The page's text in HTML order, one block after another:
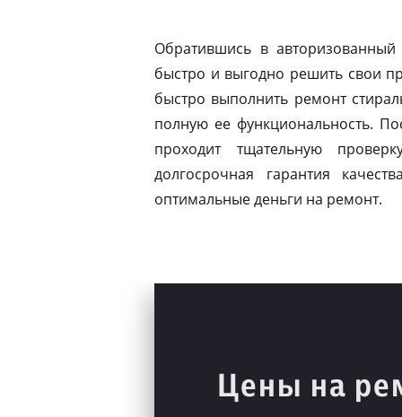
Обратившись в
быстро и выгодно решить свои
быстро выполнить ремонт
полную ее функциональность.
проходит тщательную
долгосрочная гарантия
оптимальные деньги на ремонт.
Цены на